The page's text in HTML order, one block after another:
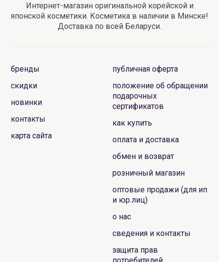
Интернет-магазин оригинальной корейской и
японской косметики. Косметика в наличии в Минске!
Доставка по всей Беларуси.
бренды
скидки
новинки
контакты
карта сайта
публичная оферта
положение об обращении
подарочных
сертификатов
как купить
оплата и доставка
обмен и возврат
розничный магазин
оптовые продажи (для ип
и юр.лиц)
о нас
сведения и контакты
защита прав
потребителей